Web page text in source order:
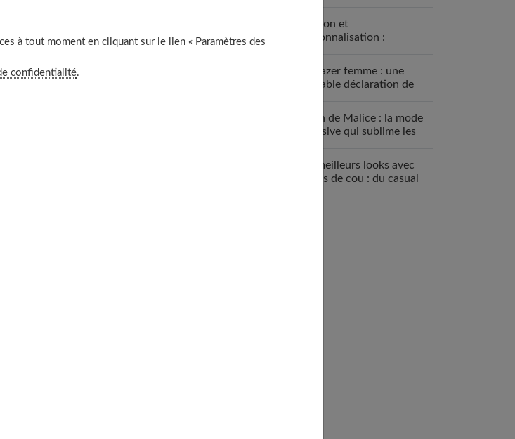
intemporelles
Ces chaussures que nous adorions
on a porté ses jolies baskets jusqu’à
S’en séparer pour céder à la
sont passées par une période de
tendances, comme on peut le
exigeantes.
Fashion et
personnalisation :
Le blazer femme : une
véritable déclaration de
Grain de Malice : la mode
inclusive qui sublime les
Les meilleurs looks avec
un ras de cou : du casual
à tout moment en cliquant sur le lien « Paramètres des
confidentialité.